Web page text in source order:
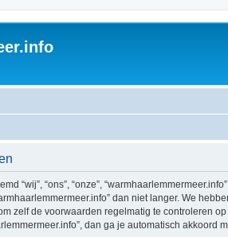
“wij”, “ons”, “onze”,
dan niet langer. We
zelf de voorwaarden regelmatig te controleren
dan ga je automatisch akkoord